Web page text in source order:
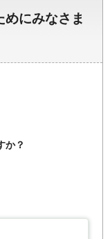
にみなさま
か？